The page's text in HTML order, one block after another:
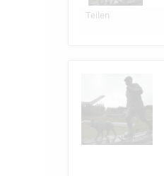
Teilen